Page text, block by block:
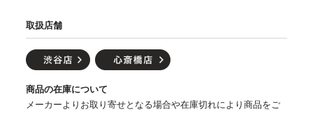
取扱店舗
商品の在庫について
メーカーよりお取り寄せとなる場合や在庫切れにより商品をご